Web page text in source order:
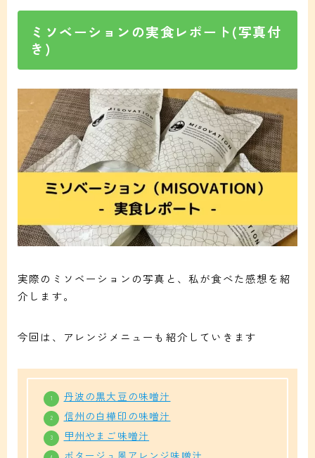
ミソベーションの実食レポート(写真付
き)
実際のミソベーションの写真と、私が食べた感想を紹
介します。
今回は、アレンジメニューも紹介していきます
丹波の黒大豆の味噌汁
信州の白樺印の味噌汁
甲州やまご味噌汁